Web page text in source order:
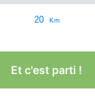
20 Km
Et c'est parti !